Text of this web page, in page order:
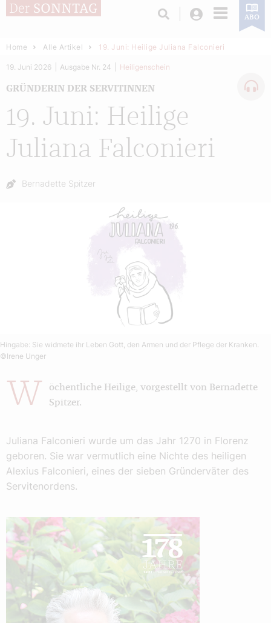
Login ABO
Home Alle Artikel 19. Juni: Heilige Juliana Falconieri
19. Juni: Heilige
Juliana Falconieri
GRÜNDERIN DER SERVITINNEN
19. Juni 2026 Ausgabe Nr. 24 Heiligenschein
Autor:
Bernadette Spitzer
Hingabe: Sie widmete ihr Leben Gott, den Armen und der Pflege der Kranken.
©Irene Unger
W
öchentliche Heilige, vorgestellt von Bernadette
Spitzer.
Juliana Falconieri wurde um das Jahr 1270 in Florenz
geboren. Sie war vermutlich eine Nichte des heiligen
Alexius Falconieri, eines der sieben Gründerväter des
Servitenordens.